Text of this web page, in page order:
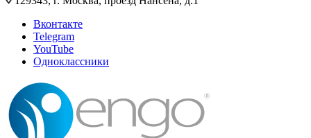
Вконтакте
Telegram
YouTube
Одноклассники